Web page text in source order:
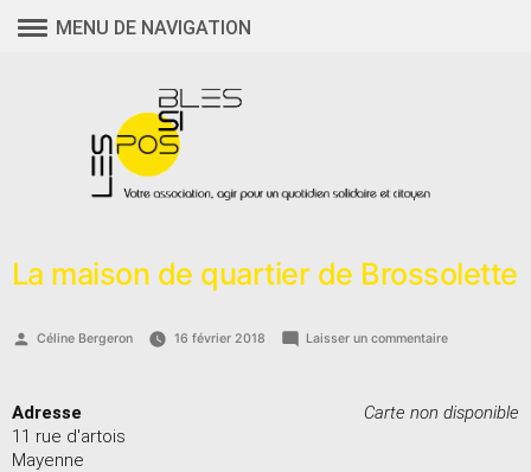
MENU DE NAVIGATION
La maison de quartier de Brossolette
Publié
Céline Bergeron 16 février 2018 Laisser un commentairesur
de
Carte non disponible
Adresse
11 rue d'artois
Mayenne